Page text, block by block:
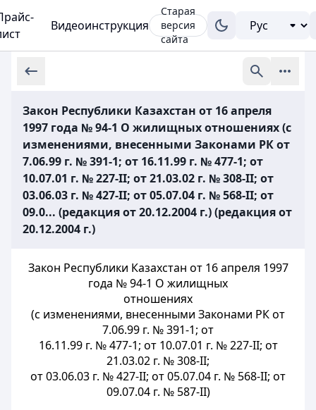
Видеоинструкция
Старая
версия
сайта
Закон Республики Казахстан от 16 апреля
1997 года № 94-1 О жилищных отношениях (с
изменениями, внесенными Законами РК от
7.06.99 г. № 391-1; от 16.11.99 г. № 477-1; от
10.07.01 г. № 227-II; от 21.03.02 г. № 308-II; от
03.06.03 г. № 427-II; от 05.07.04 г. № 568-II; от
09.0... (редакция от 20.12.2004 г.) (редакция от
20.12.2004 г.)
Закон Республики Казахстан от 16 апреля 1997
года № 94-1 О жилищных
отношениях
(с изменениями, внесенными Законами РК от
7.06.99 г. № 391-1; от
16.11.99 г. № 477-1; от 10.07.01 г. № 227-II; от
21.03.02 г. № 308-II;
от 03.06.03 г. № 427-II; от 05.07.04 г. № 568-II; от
09.07.04 г. № 587-II)